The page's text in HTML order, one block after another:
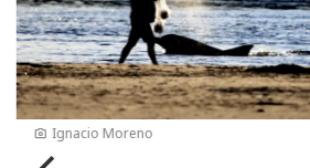
Ignacio Moreno